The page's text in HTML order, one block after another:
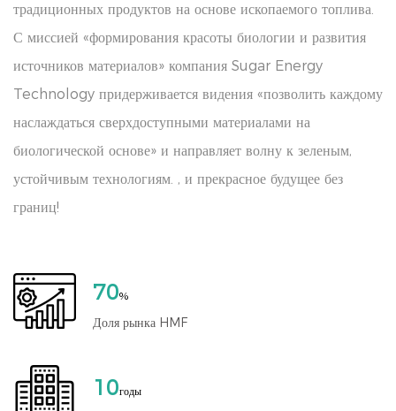
традиционных продуктов на основе ископаемого топлива.
С миссией «формирования красоты биологии и развития
источников материалов» компания Sugar Energy
Technology придерживается видения «позволить каждому
наслаждаться сверхдоступными материалами на
биологической основе» и направляет волну к зеленым,
устойчивым технологиям. , и прекрасное будущее без
границ!
70%
Доля рынка HMF
10годы